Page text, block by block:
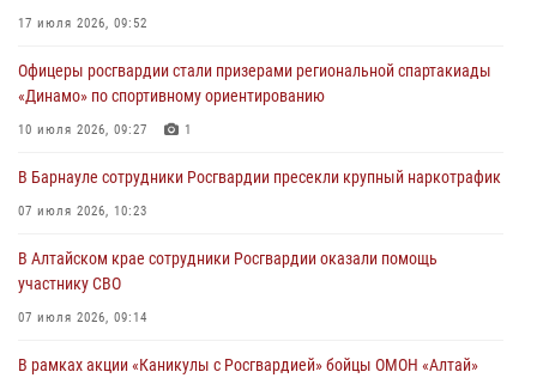
17 июля 2026, 09:52
Офицеры росгвардии стали призерами региональной спартакиады
«Динамо» по спортивному ориентированию
10 июля 2026, 09:27 1
В Барнауле сотрудники Росгвардии пресекли крупный наркотрафик
07 июля 2026, 10:23
В Алтайском крае сотрудники Росгвардии оказали помощь
участнику СВО
07 июля 2026, 09:14
В рамках акции «Каникулы с Росгвардией» бойцы ОМОН «Алтай»